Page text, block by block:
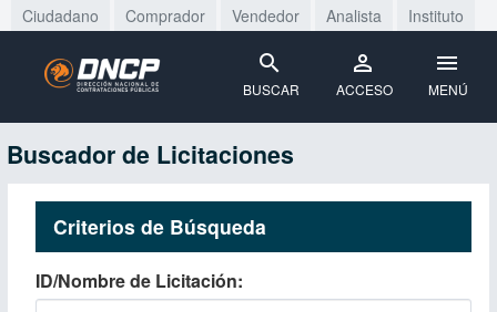
Ciudadano Comprador Vendedor Analista Instituto
BUSCAR ACCESO MENÚ
Buscador de Licitaciones
Criterios de Búsqueda
ID/Nombre de Licitación